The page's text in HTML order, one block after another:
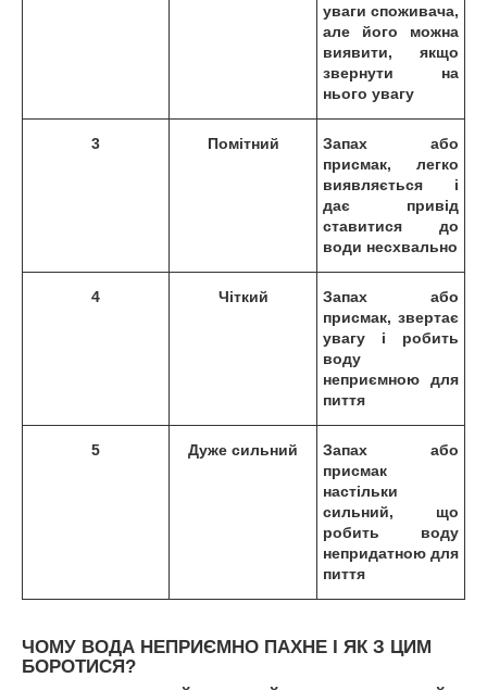
уваги споживача,
але його можна
виявити, якщо
звернути на
нього увагу
3 Помітний
Запах або
присмак, легко
виявляється і
дає привід
ставитися до
води несхвально
4 Чіткий
Запах або
присмак, звертає
увагу і робить
воду
неприємною для
пиття
5 Дуже сильний
Запах або
присмак
настільки
сильний, що
робить воду
непридатною для
пиття
ЧОМУ ВОДА НЕПРИЄМНО ПАХНЕ І ЯК З ЦИМ
БОРОТИСЯ?